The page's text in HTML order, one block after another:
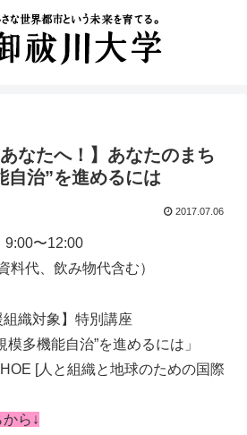
なたへ！】あなたのまち
自治”を進めるには
2017.07.06
9:00〜12:00
料代、飲み物代含む）
組織対象】特別講座
模多機能自治”を進めるには」
[人と組織と地球のための国際
ら↓